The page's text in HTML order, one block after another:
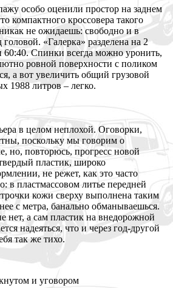
особо оценили простор на заднем
компактного кроссовера такого
не ожидаешь: свободно и в
«Галерка» разделена на 2
Спинки всегда можно уронить,
ровной поверхности с поликом
а вот увеличить общий грузовой
1988 литров – легко.
в целом неплохой. Оговорки,
поскольку мы говорим о
но, повторюсь, прогресс новой
пластик, широко
не режет, как это часто
в пластмассовом литье передней
кожи сверху выполнена таким
с метра, банально обманываешься.
нет, а сам пластик на внедорожной
надеяться, что и через год-другой
так же тихо.
и уговором